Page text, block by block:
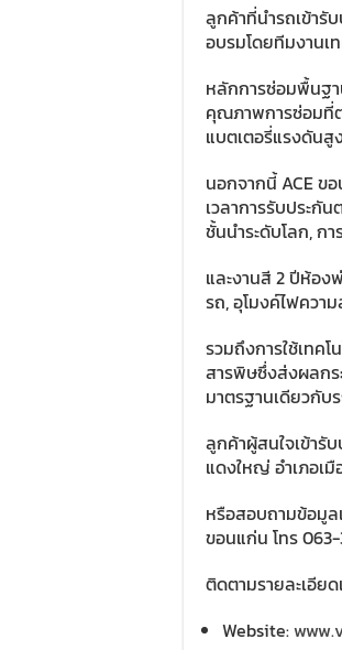
ลูกค้าที่นำรถเข้ารั
อบรมโดยทีมงานเ
หลักการซ่อมพื้นฐา
คุณภาพการซ่อมที่
แบตเตอรี่แรงดัน
นอกจากนี้ ACE ข
เวลาการรับประ
ชั้นนำระดับโลก, ก
และงานสี 2 ปีห้อง
รถ, อุโมงค์ไฟควา
รวมถึงการใช้เทค
สารพิษซึ่งส่งผลกร
มาตรฐานเดียวกับ
ลูกค้าผู้สนใจเข้ารั
แดงใหญ่ อำเภอเ
หรือสอบถามข้อมูล
ขอนแก่น โทร
ติดตามรายละเอีย
Website: